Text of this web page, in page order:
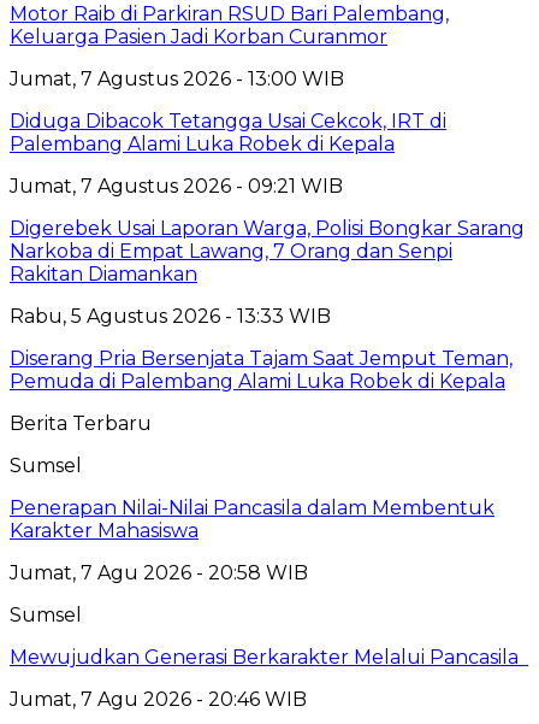
Motor Raib di Parkiran RSUD Bari Palembang,
Keluarga Pasien Jadi Korban Curanmor
Jumat, 7 Agustus 2026 - 13:00 WIB
Diduga Dibacok Tetangga Usai Cekcok, IRT di
Palembang Alami Luka Robek di Kepala
Jumat, 7 Agustus 2026 - 09:21 WIB
Digerebek Usai Laporan Warga, Polisi Bongkar Sarang
Narkoba di Empat Lawang, 7 Orang dan Senpi
Rakitan Diamankan
Rabu, 5 Agustus 2026 - 13:33 WIB
Diserang Pria Bersenjata Tajam Saat Jemput Teman,
Pemuda di Palembang Alami Luka Robek di Kepala
Berita Terbaru
Sumsel
Penerapan Nilai-Nilai Pancasila dalam Membentuk
Karakter Mahasiswa
Jumat, 7 Agu 2026 - 20:58 WIB
Sumsel
Mewujudkan Generasi Berkarakter Melalui Pancasila
Jumat, 7 Agu 2026 - 20:46 WIB